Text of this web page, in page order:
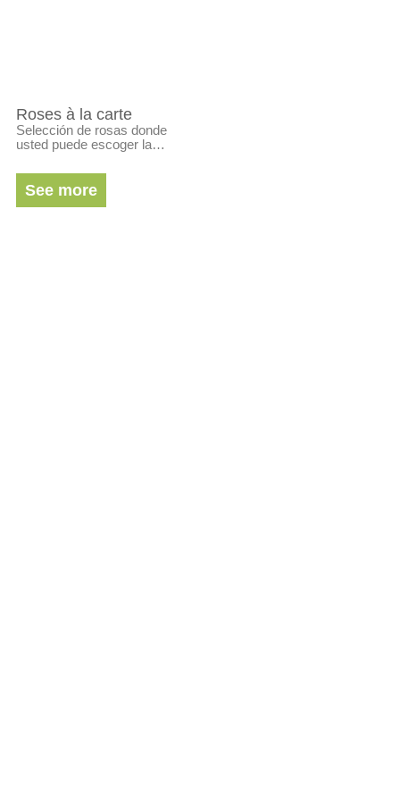
Roses à la carte
Selección de rosas donde
usted puede escoger la…
See more